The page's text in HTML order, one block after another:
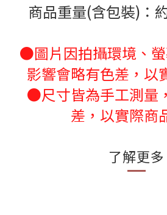
商品重量(含包裝)：
●圖片因拍攝環境、
影響會略有色差，以
●尺寸皆為手工測量
差，以實際商
了解更多